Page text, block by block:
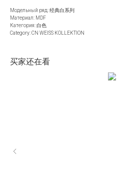
Модельный ряд: 经典白系列
Материал: MDF
Категория: 白色
Category: CN WEISS KOLLEKTION
买家还在看